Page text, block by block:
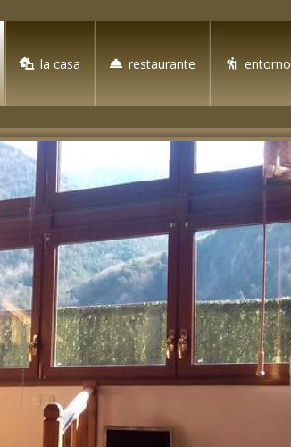
la casa restaurante entorno